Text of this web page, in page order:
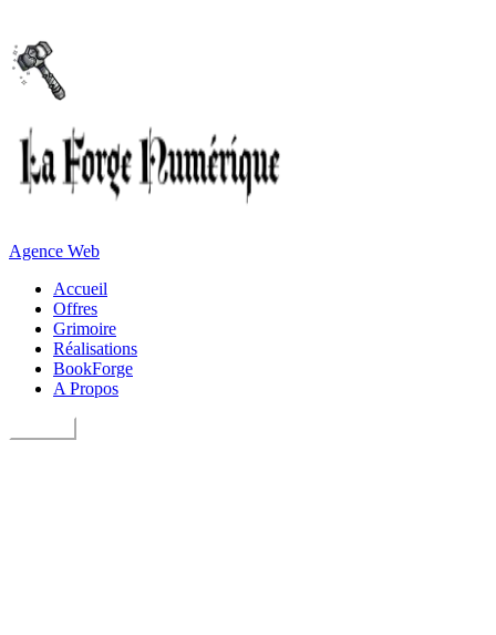
Agence Web
Accueil
Offres
Grimoire
Réalisations
BookForge
A Propos